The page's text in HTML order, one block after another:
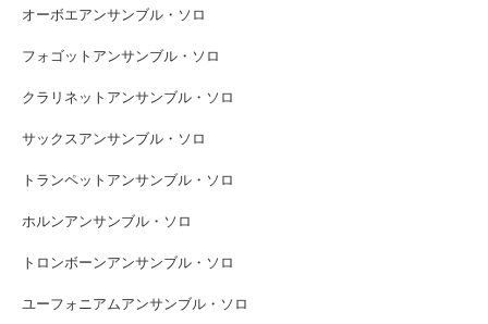
オーボエアンサンブル・ソロ
フォゴットアンサンブル・ソロ
クラリネットアンサンブル・ソロ
サックスアンサンブル・ソロ
トランペットアンサンブル・ソロ
ホルンアンサンブル・ソロ
トロンボーンアンサンブル・ソロ
ユーフォニアムアンサンブル・ソロ